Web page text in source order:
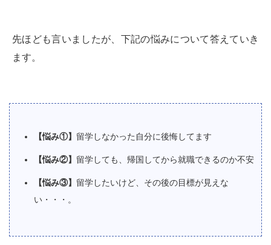
先ほども言いましたが、下記の悩みについて答えていき
ます。
【悩み①】 留学しなかった自分に後悔してます
【悩み②】 留学しても、帰国してから就職できるのか不安
【悩み③】 留学したいけど、その後の目標が見えな
い・・・。